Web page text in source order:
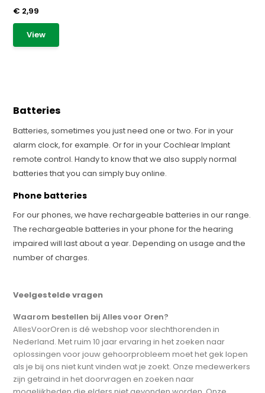
€ 2,99
View
Batteries
Batteries, sometimes you just need one or two. For in your
alarm clock, for example. Or for in your Cochlear Implant
remote control. Handy to know that we also supply normal
batteries that you can simply buy online.
Phone batteries
For our phones, we have rechargeable batteries in our range.
The rechargeable batteries in your phone for the hearing
impaired will last about a year. Depending on usage and the
number of charges.
Veelgestelde vragen
Waarom bestellen bij Alles voor Oren?
AllesVoorOren is dé webshop voor slechthorenden in
Nederland. Met ruim 10 jaar ervaring in het zoeken naar
oplossingen voor jouw gehoorprobleem moet het gek lopen
als je bij ons niet kunt vinden wat je zoekt. Onze medewerkers
zijn getraind in het doorvragen en zoeken naar